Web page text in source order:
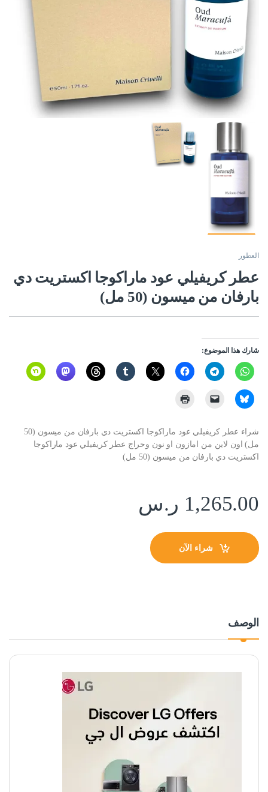
العطور
عطر كريفيلي عود ماراكوجا اكستريت دي
بارفان من ميسون (50 مل)
شارك هذا الموضوع:
شراء عطر كريفيلي عود ماراكوجا اكستريت دي بارفان من ميسون (50
مل) اون لاين من امازون او نون وحراج عطر كريفيلي عود ماراكوجا
اكستريت دي بارفان من ميسون (50 مل)
1,265.00 ر.س
شراء الآن
الوصف